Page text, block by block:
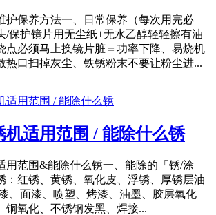
护保养方法一、日常保养（每次用完必
/保护镜片用无尘纸+无水乙醇轻轻擦有油
点必须马上换镜片脏＝功率下降、易烧机
热口扫掉灰尘、铁锈粉末不要让粉尘进...
机适用范围 / 能除什么锈
用范围&能除什么锈一、能除的「锈/涂
：红锈、黄锈、氧化皮、浮锈、厚锈层油
、面漆、喷塑、烤漆、油墨、胶层氧化
铜氧化、不锈钢发黑、焊接...